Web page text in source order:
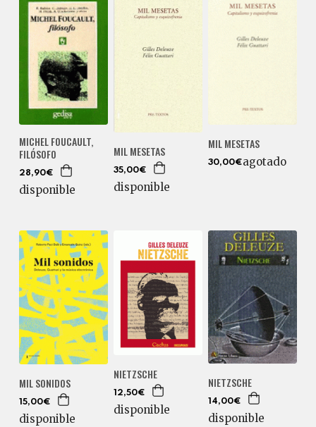
MICHEL FOUCAULT,
FILÓSOFO
28,90€
disponible
MIL MESETAS
35,00€
disponible
MIL MESETAS
30,00€agotado
MIL SONIDOS
15,00€
disponible
NIETZSCHE
12,50€
disponible
NIETZSCHE
14,00€
disponible